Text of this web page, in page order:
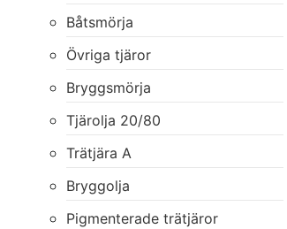
Båtsmörja
Övriga tjäror
Bryggsmörja
Tjärolja 20/80
Trätjära A
Bryggolja
Pigmenterade trätjäror